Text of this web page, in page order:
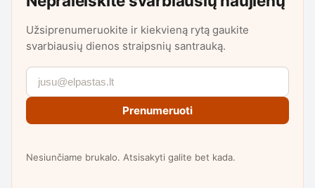
Užsiprenumeruokite ir kiekvieną rytą gaukite
svarbiausių dienos straipsnių santrauką.
Prenumeruoti
Nesiunčiame brukalo. Atsisakyti galite bet kada.